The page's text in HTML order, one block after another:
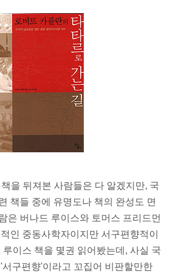
을 뒤져본 사람들은 다 알겠지만, 국
책들 중에 유명도나 책의 완성도 면
은 버나드 루이스와 토머스 프리드먼
인 중동사학자이지만 서구편향적이
이스 책을 몇권 읽어봤는데, 사실 국
구편향'이라고 꼬집어 비판할만한